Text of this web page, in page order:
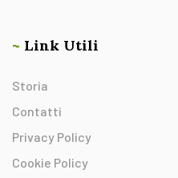
~ Link Utili
Storia
Contatti
Privacy Policy
Cookie Policy